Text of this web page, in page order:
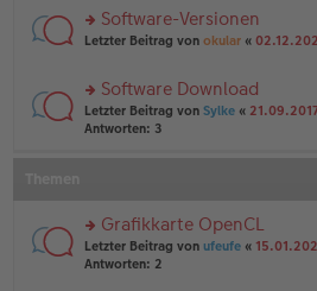
1
v
o
n
6
rs
u
n
g
er
B
ei
tr
Software-Versionen
Letzter Beitrag von okular «
rs
te
es
e
n
Software Download
Letzter Beitrag von Sylke «
Antworten: 3
rs
te
Grafikkarte OpenCL
Letzter Beitrag von ufeufe «
Antworten: 2